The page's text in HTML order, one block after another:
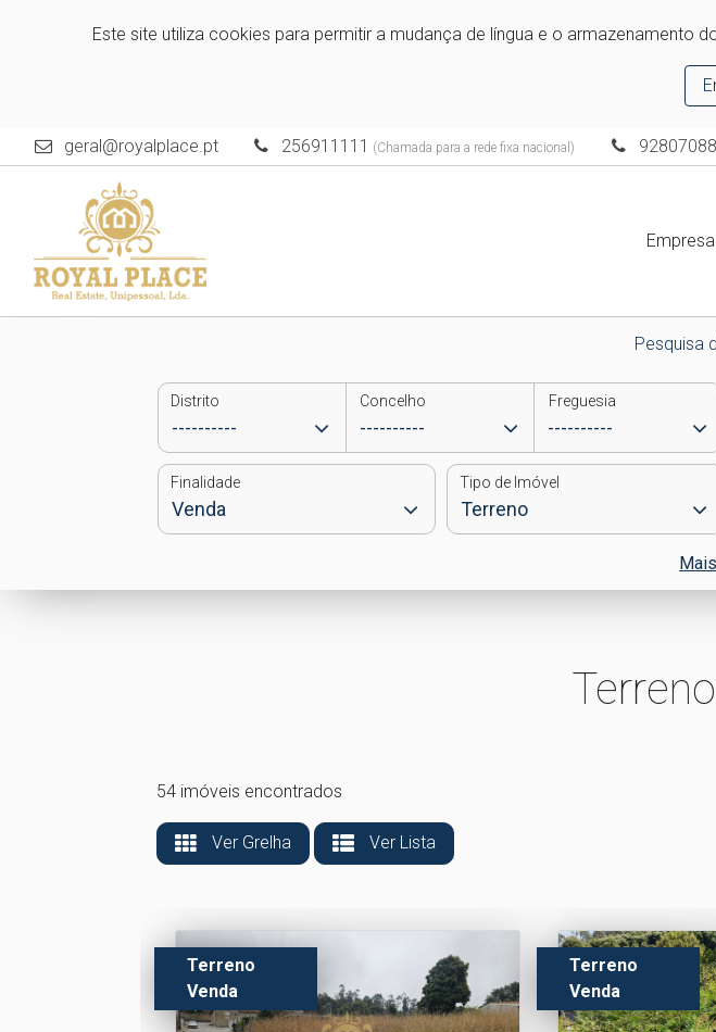
Este site utiliza cookies para permitir a mudança de língua e o
geral@royalplace.pt 256911111 (Chamada para a rede fixa nacional)
Empresa
Pesquisa
Distrito Concelho Freguesia
Finalidade Tipo de Imóvel
54 imóveis encontrados
Ver Grelha Ver Lista
Terreno
Venda
Terreno
Venda